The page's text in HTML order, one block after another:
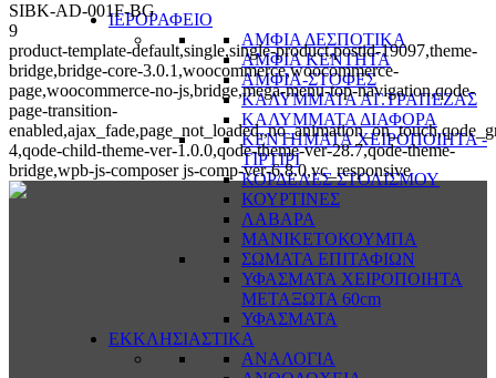
ΙΕΡΟΡΑΦΕΙΟ
ΑΜΦΙΑ ΔΕΣΠΟΤΙΚΑ
ΑΜΦΙΑ ΚΕΝΤΗΤΑ
ΑΜΦΙΑ-ΣΤΟΦΕΣ
ΚΑΛΥΜΜΑΤΑ ΑΓ.ΤΡΑΠΕΖΑΣ
ΚΑΛΥΜΜΑΤΑ ΔΙΑΦΟΡΑ
ΚΕΝΤΗΜΑΤΑ ΧΕΙΡΟΠΟΙΗΤΑ -
ΤΙΡΤΙΡΙ
ΚΟΡΔΕΛΕΣ ΣΤΟΛΙΣΜΟΥ
ΚΟΥΡΤΙΝΕΣ
ΛΑΒΑΡΑ
ΜΑΝΙΚΕΤΟΚΟΥΜΠΑ
ΣΩΜΑΤΑ ΕΠΙΤΑΦΙΩΝ
ΥΦΑΣΜΑΤΑ ΧΕΙΡΟΠΟΙΗΤΑ
ΜΕΤΑΞΩΤΑ 60cm
ΥΦΑΣΜΑΤΑ
ΕΚΚΛΗΣΙΑΣΤΙΚΑ
ΑΝΑΛΟΓΙΑ
SIBK-AD-001F-BG
9
product-template-default,single,single-product,postid-19097,theme-
bridge,bridge-core-3.0.1,woocommerce,woocommerce-
page,woocommerce-no-js,bridge,mega-menu-top-navigation,qode-
page-transition-
4,qode-child-theme-ver-1.0.0,qode-theme-ver-28.7,qode-theme-
bridge,wpb-js-composer js-comp-ver-6.8.0,vc_responsive